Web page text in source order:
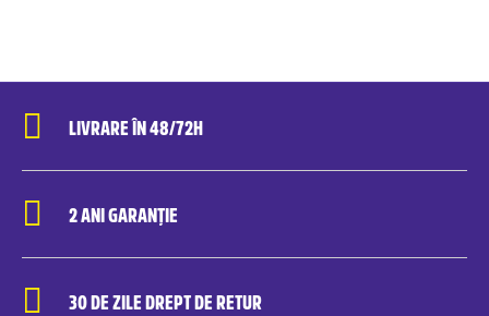
LIVRARE ÎN 48/72H
2 ANI GARANȚIE
30 DE ZILE DREPT DE RETUR